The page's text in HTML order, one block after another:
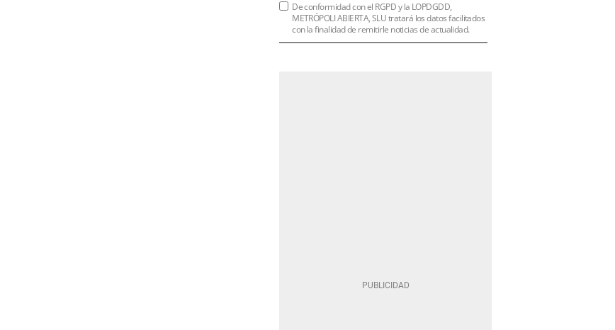
De conformidad con el RGPD y la LOPDGDD,
METRÓPOLI ABIERTA, SLU tratará los datos facilitados
con la finalidad de remitirle noticias de actualidad.